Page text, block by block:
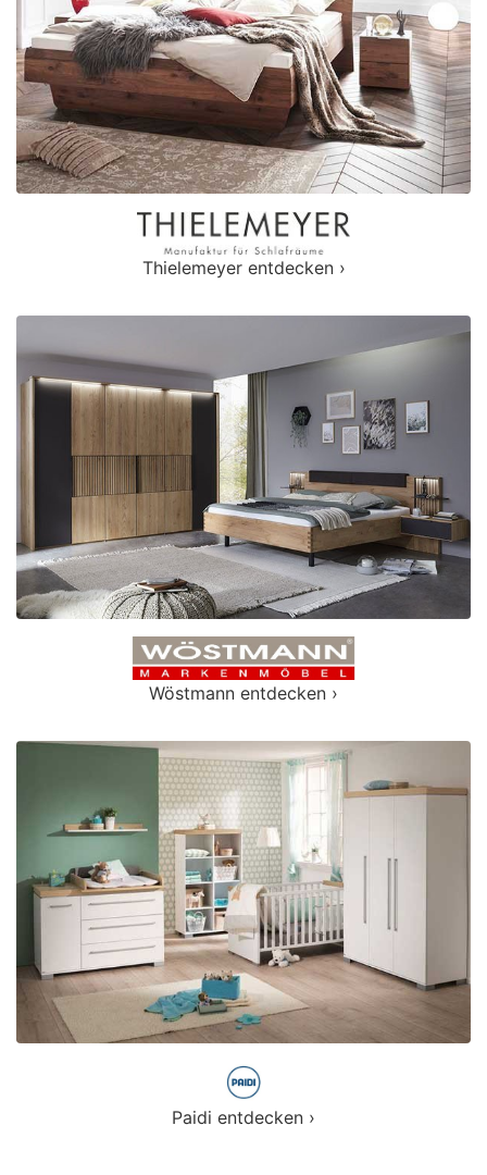
Thielemeyer entdecken ›
Wöstmann entdecken ›
Paidi entdecken ›